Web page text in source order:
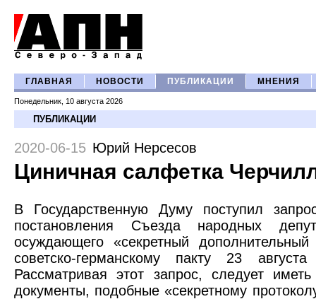
ГЛАВНАЯ НОВОСТИ ПУБЛИКАЦИИ МНЕНИЯ
Понедельник, 10 августа 2026
ПУБЛИКАЦИИ
2020-06-15 Юрий Нерсесов
Циничная салфетка
В Государственную Думу поступил
постановления Съезда народных
осуждающего «секретный дополнительный
советско-германскому пакту 23
Рассматривая этот запрос, следует
документы, подобные «секретному